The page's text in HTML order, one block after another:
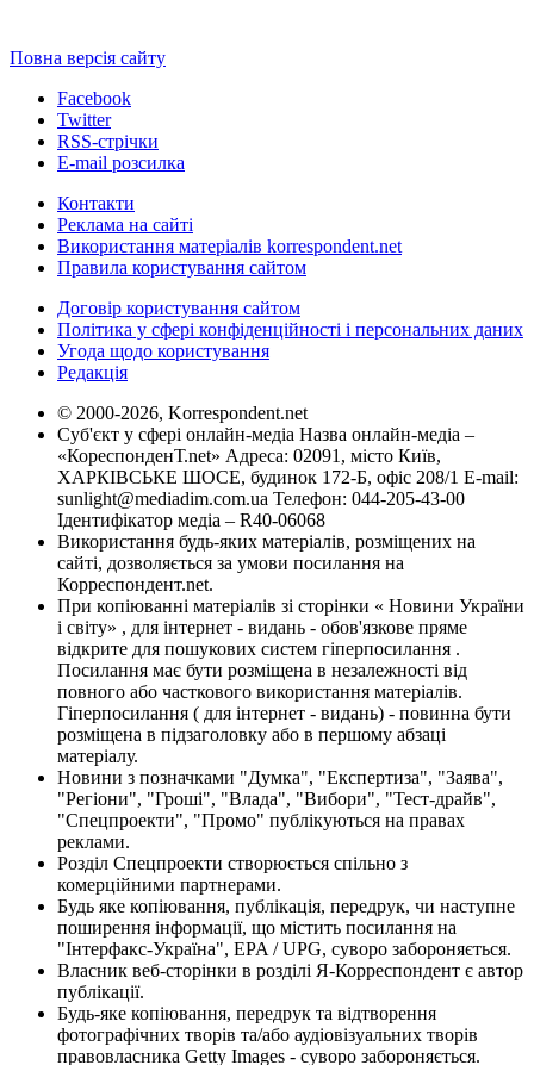
Повна версія сайту
Facebook
Twitter
RSS-стрічки
E-mail розсилка
Контакти
Реклама на сайті
Використання матеріалів korrespondent.net
Правила користування сайтом
Договір користування сайтом
Політика у сфері конфіденційності і персональних даних
Угода щодо користування
Редакція
© 2000-2026, Korrespondent.net
Суб'єкт у сфері онлайн-медіа Назва онлайн-медіа –
«КореспонденТ.net» Адреса: 02091, місто Київ,
ХАРКІВСЬКЕ ШОСЕ, будинок 172-Б, офіс 208/1 E-mail:
sunlight@mediadim.com.ua Телефон: 044-205-43-00
Ідентифікатор медіа – R40-06068
Використання будь-яких матеріалів, розміщених на
сайті, дозволяється за умови посилання на
Корреспондент.net.
При копіюванні матеріалів зі сторінки « Новини України
і світу» , для інтернет - видань - обов'язкове пряме
відкрите для пошукових систем гіперпосилання .
Посилання має бути розміщена в незалежності від
повного або часткового використання матеріалів.
Гіперпосилання ( для інтернет - видань) - повинна бути
розміщена в підзаголовку або в першому абзаці
матеріалу.
Новини з позначками "Думка", "Експертиза", "Заява",
"Регіони", "Гроші", "Влада", "Вибори", "Тест-драйв",
"Спецпроекти", "Промо" публікуються на правах
реклами.
Розділ Спецпроекти створюється спільно з
комерційними партнерами.
Будь яке копіювання, публікація, передрук, чи наступне
поширення інформації, що містить посилання на
"Інтерфакс-Україна", EPA / UPG, суворо забороняється.
Власник веб-сторінки в розділі Я-Корреспондент є автор
публікації.
Будь-яке копіювання, передрук та відтворення
фотографічних творів та/або аудіовізуальних творів
правовласника Getty Images - суворо забороняється.